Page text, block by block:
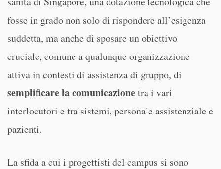
fosse in grado non solo di rispondere all’esigenza
suddetta, ma anche di sposare un obiettivo
cruciale, comune a qualunque organizzazione
attiva in contesti di assistenza di gruppo, di
semplificare la comunicazionetra i vari
interlocutori e tra sistemi, personale assistenziale e
pazienti.
La sfida a cui i progettisti del campus si sono